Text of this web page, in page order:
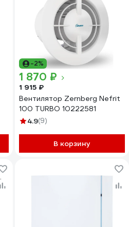
-2%
1 870 ₽
1 915 ₽
Вентилятор Zernberg Nefrit
100 TURBO 10222581
4.9(9)
В корзину